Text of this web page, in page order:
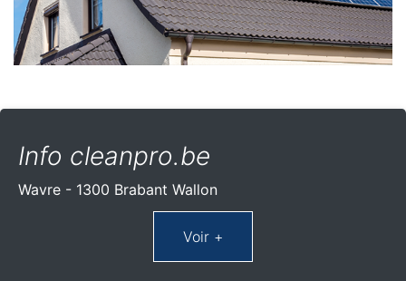
Info cleanpro.be
Wavre - 1300 Brabant Wallon